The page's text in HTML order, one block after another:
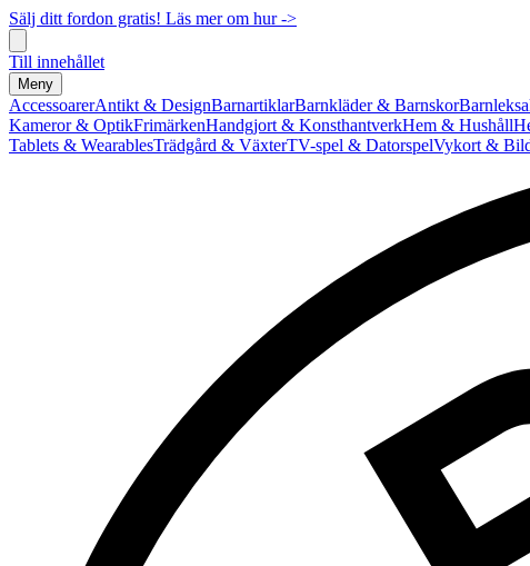
Sälj ditt fordon gratis! Läs mer om hur ->
Till innehållet
Meny
AccessoarerAntikt & DesignBarnartiklarBarnkläder & Barnskor
Kameror & OptikFrimärkenHandgjort & KonsthantverkHem & Hushåll
Tablets & WearablesTrädgård & VäxterTV-spel & DatorspelVykort &